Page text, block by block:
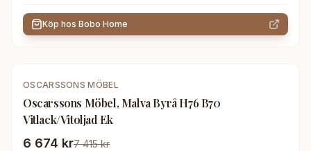
Köp hos Bobo Home
-10%
OSCARSSONS MÖBEL
Oscarssons Möbel, Malva Byrå H76 B70
Vitlack/Vitoljad Ek
6 674 kr7 415 kr